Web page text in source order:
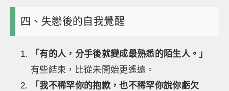
四、失戀後的自我覺醒
「有的人，分手後就變成最熟悉的陌生人。」
有些結束，比從未開始更遙遠。
「我不稀罕你的抱歉，也不稀罕你說你虧欠